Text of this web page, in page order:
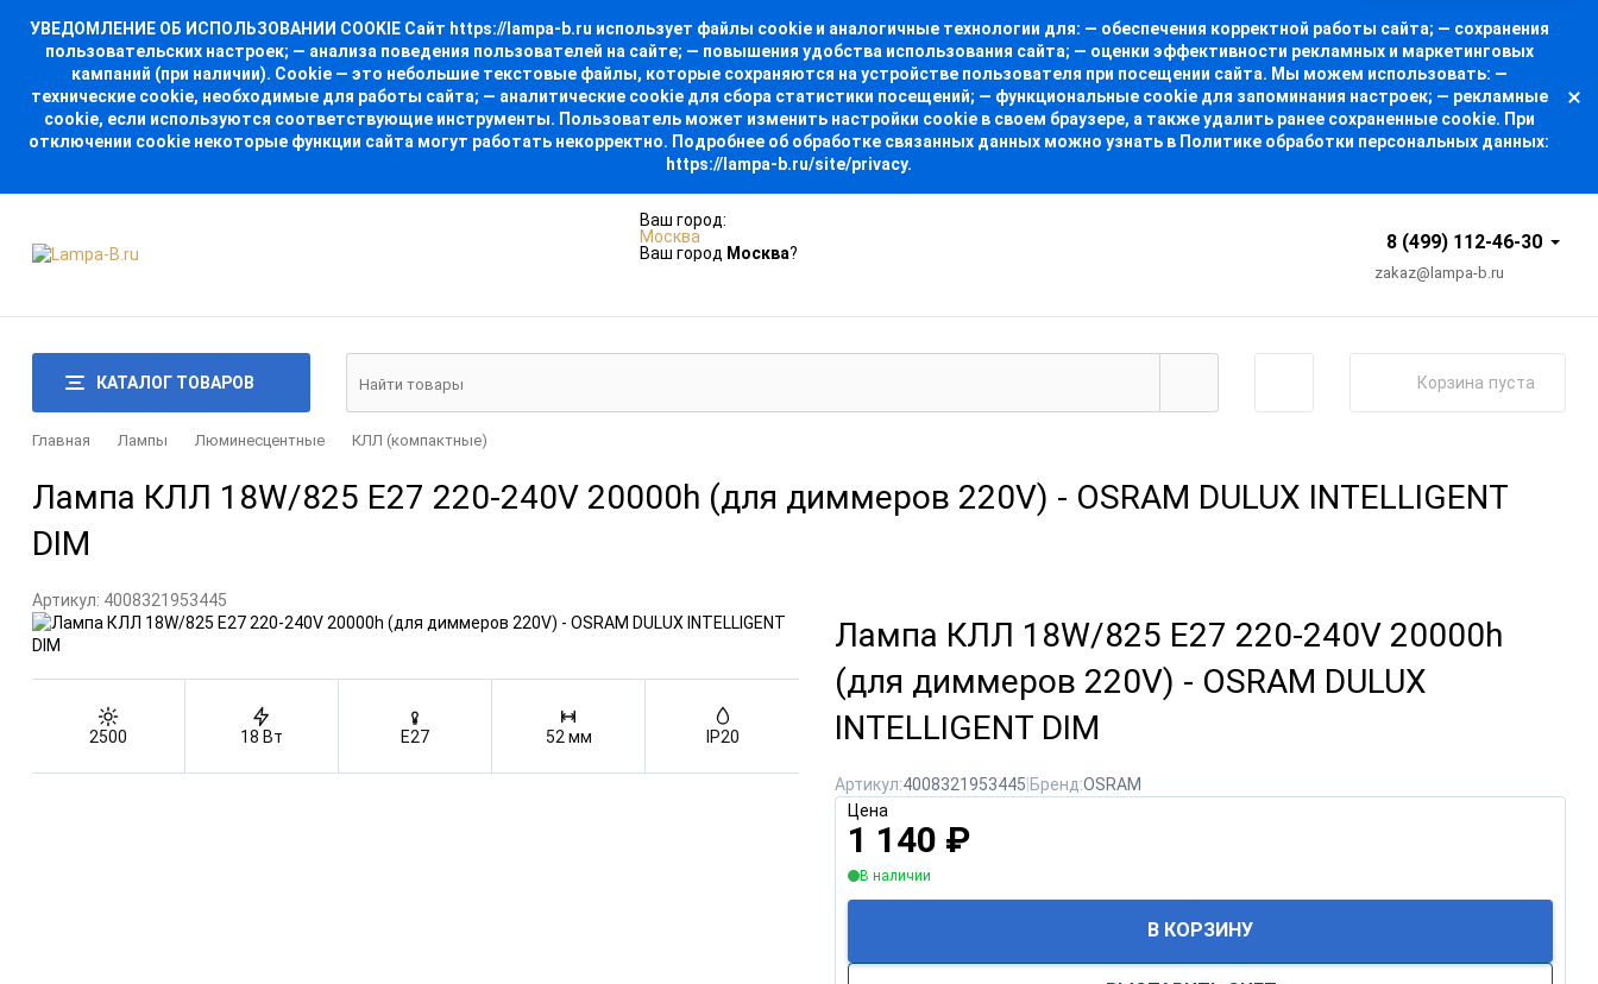
УВЕДОМЛЕНИЕ ОБ ИСПОЛЬЗОВАНИИ COOKIE Сайт https://lampa-b.ru использует файлы cookie и аналогичные технологии для: — обеспечения корректной работы сайта; — сохранения
пользовательских настроек; — анализа поведения пользователей на сайте; — повышения удобства использования сайта; — оценки эффективности рекламных и маркетинговых
кампаний (при наличии). Cookie — это небольшие текстовые файлы, которые сохраняются на устройстве пользователя при посещении сайта. Мы можем использовать: —
технические cookie, необходимые для работы сайта; — аналитические cookie для сбора статистики посещений; — функциональные cookie для запоминания настроек; — рекламные
cookie, если используются соответствующие инструменты. Пользователь может изменить настройки cookie в своем браузере, а также удалить ранее сохраненные cookie. При
отключении cookie некоторые функции сайта могут работать некорректно. Подробнее об обработке связанных данных можно узнать в Политике обработки персональных данных:
https://lampa-b.ru/site/privacy.
Ваш город:
Москва
Ваш город Москва?
8 (499) 112-46-30
zakaz@lampa-b.ru
КАТАЛОГ ТОВАРОВ Корзина пуста
Главная Лампы Люминесцентные КЛЛ (компактные)
Лампа КЛЛ 18W/825 E27 220-240V 20000h (для диммеров 220V) - OSRAM DULUX INTELLIGENT
DIM
Артикул: 4008321953445
2500 18 Вт E27 52 мм IP20
Лампа КЛЛ 18W/825 E27 220-240V 20000h
(для диммеров 220V) - OSRAM DULUX
INTELLIGENT DIM
Артикул:4008321953445|Бренд:OSRAM
Цена
1 140 ₽
В наличии
В КОРЗИНУ